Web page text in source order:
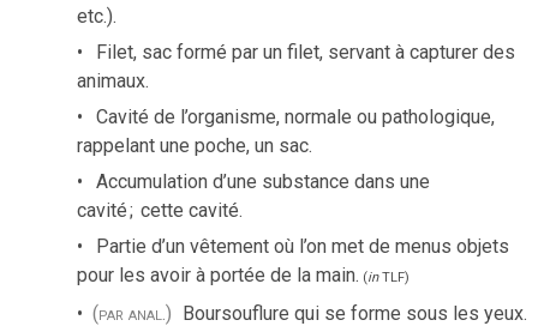
etc.).
Filet, sac formé par un filet, servant à capturer des
animaux.
Cavité de l’organisme, normale ou pathologique,
rappelant une poche, un sac.
Accumulation d’une substance dans une
cavité; cette cavité.
Partie d’un vêtement où l’on met de menus objets
pour les avoir à portée de la main. (inTLF)
(par anal.) Boursouflure qui se forme sous les yeux.